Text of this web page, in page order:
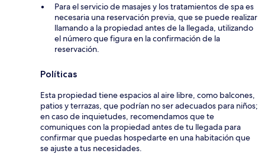
Para el servicio de masajes y los tratamientos de spa es
necesaria una reservación previa, que se puede realizar
llamando a la propiedad antes de la llegada, utilizando
el número que figura en la confirmación de la
reservación.
Políticas
Esta propiedad tiene espacios al aire libre, como balcones,
patios y terrazas, que podrían no ser adecuados para niños;
en caso de inquietudes, recomendamos que te
comuniques con la propiedad antes de tu llegada para
confirmar que puedas hospedarte en una habitación que
se ajuste a tus necesidades.